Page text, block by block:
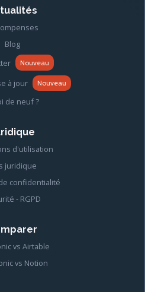
Blog
Nouveau
à jour Nouveau
de neuf ?
d'utilisation
juridique
confidentialité
- RGPD
vs Airtable
vs Notion